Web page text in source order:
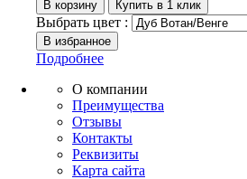
Выбрать цвет :
Подробнее
О компании
Преимущества
Отзывы
Контакты
Реквизиты
Карта сайта